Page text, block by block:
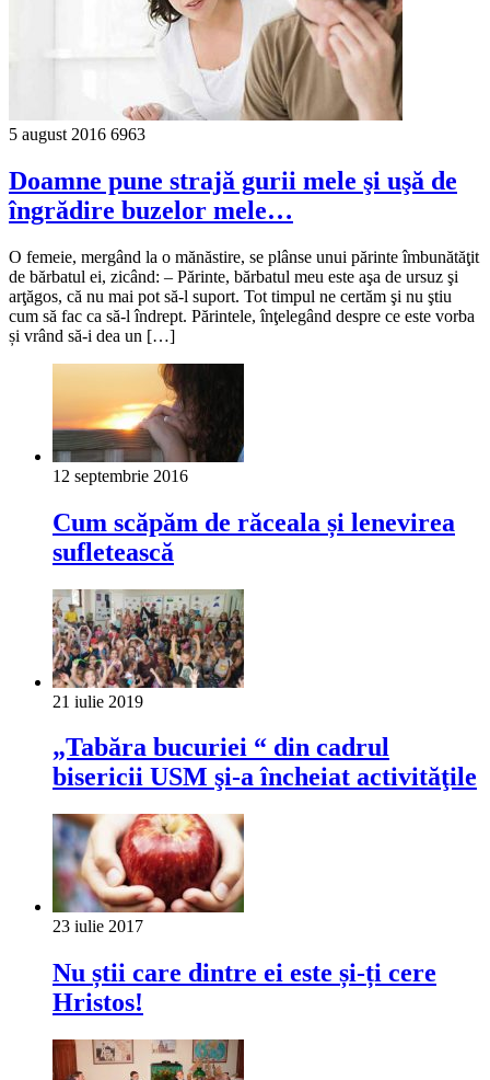
5 august 2016 6963
Doamne pune strajă gurii mele şi uşă de
îngrădire buzelor mele…
O femeie, mergând la o mănăstire, se plânse unui părinte îmbunătăţit
de bărbatul ei, zicând: – Părinte, bărbatul meu este aşa de ursuz şi
arţăgos, că nu mai pot să-l suport. Tot timpul ne certăm şi nu ştiu
cum să fac ca să-l îndrept. Părintele, înţelegând despre ce este vorba
și vrând să-i dea un […]
12 septembrie 2016
Cum scăpăm de răceala și lenevirea
sufletească
21 iulie 2019
„Tabăra bucuriei “ din cadrul
bisericii USM şi-a încheiat activităţile
23 iulie 2017
Nu știi care dintre ei este și-ți cere
Hristos!